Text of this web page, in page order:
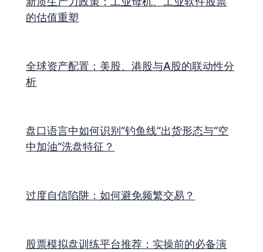
的估值重塑
全球资产配置：美股、港股与A股的联动性分
析
盘口语言中如何识别“钓鱼线“出货形态与“空
中加油“洗盘特征？
过度自信陷阱：如何避免频繁交易？
股票模拟盘训练平台推荐：实操前的必备演